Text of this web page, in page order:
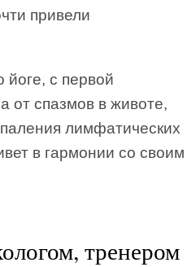
привели
йоге, с первой
от спазмов в животе,
лимфатических
в гармонии со своим
тренером